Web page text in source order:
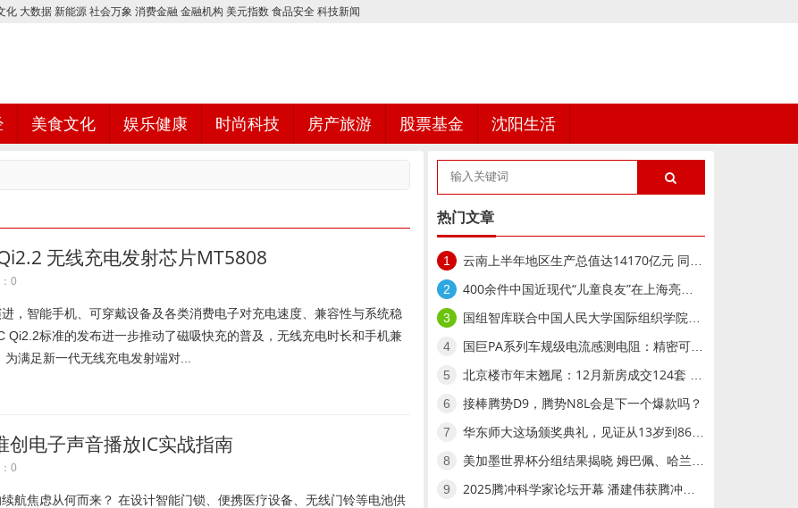
化 大数据 新能源 社会万象 消费金融 金融机构 美元指数 食品安全 科技新闻
美食文化 娱乐健康 时尚科技 房产旅游 股票基金 沈阳生活
无线充电发射芯片MT5808
0
，智能手机、可穿戴设备及各类消费电子对充电速度、兼容性与系统稳
Qi2.2标准的发布进一步推动了磁吸快充的普及，无线充电时长和手机兼
满足新一代无线充电发射端对...
电子声音播放IC实战指南
0
航焦虑从何而来？ 在设计智能门锁、便携医疗设备、无线门铃等电池供
热门文章
1 云南上半年地区生产总值达14170亿元 同比增长5.1%
2 400余件中国近现代“儿童良友”在上海亮相,400余件中国近现代“儿童良友”在上海亮相
3 国组智库联合中国人民大学国际组织学院举办“AI时代的国际组织重构与全球领导力人才战略”研讨会
4 国巨PA系列车规级电流感测电阻：精密可靠的动力守护者
5 北京楼市年末翘尾：12月新房成交124套 二手房回暖明显
6 接棒腾势D9，腾势N8L会是下一个爆款吗？
7 华东师大这场颁奖典礼，见证从13岁到86岁的文学奔赴
8 美加墨世界杯分组结果揭晓 姆巴佩、哈兰德小组赛相遇美加墨世界杯分组结果揭晓 姆巴佩、哈兰德小组赛相遇
9 2025腾冲科学家论坛开幕 潘建伟获腾冲科学大奖,2025腾冲科学家论坛开幕 潘建伟获腾冲科学大奖